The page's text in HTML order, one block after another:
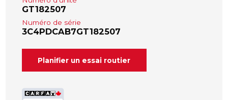
GT182507
Numéro de série
3C4PDCAB7GT182507
Planifier un essai routier